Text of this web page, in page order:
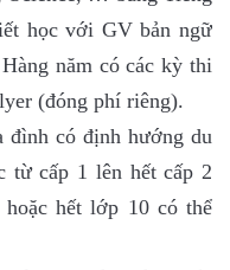
học với GV bản ngữ
năm có các kỳ thi
(đóng phí riêng).
đình có định hướng du
từ cấp 1 lên hết cấp 2
hết lớp 10 có thể